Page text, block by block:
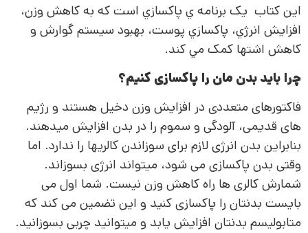
این کتاب يک برنامه ي پاکسازي است که به کاهش وزن،
افزايش انرژي، پاکسازي پوست، بهبود سيستم گوارش و
کاهش اشتها کمک مي کند.
چرا باید بدن مان را پاکسازی کنیم؟
فاکتورهای متعددی در افزایش وزن دخیل هستند و رژیم
های قدیمی، آلودگی و سموم را در بدن افزایش می­دهند.
بنابراین بدن انرژی لازم برای سوزاندن کالریها را ندارد. اما
وقتی بدن پاکسازی می شود، میتواند انرژی بسوزاند.
شمارش کالری ها راه کاهش وزن نیست. شما اول می
بایست بدنتان را پاکسازی کنید و این تضمین می کند که
متابولیسم بدنتان افزایش یابد و می­توانید چربی بسوزانید.